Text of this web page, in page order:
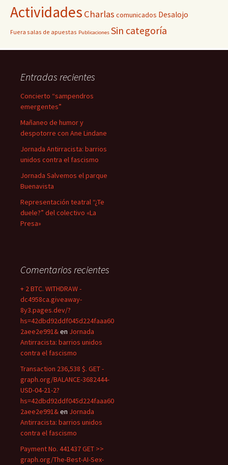
Actividades Charlas comunicados Desalojo
Fuera salas de apuestas Publicaciones Sin categoría
Entradas recientes
Concierto “sampendros
emergentes”
Mañaneo de humor y
despotorre con Ane Lindane
Jornada Antirracista: barrios
unidos contra el fascismo
Jornada Salvemos el parque
Buenavista
Representación teatral “¿Te
duele?” del colectivo «La
Presa»
Comentarios recientes
+ 2 BTC. WITHDRAW -
dc4958ca.giveaway-
8y3.pages.dev/?
hs=42dbd92ddf045d224faaa60
2aee2e991&en Jornada
Antirracista: barrios unidos
contra el fascismo
Transaction 236,538 $. GET -
graph.org/BALANCE-3682444-
USD-04-21-2?
hs=42dbd92ddf045d224faaa60
2aee2e991&en Jornada
Antirracista: barrios unidos
contra el fascismo
Payment No. 441437 GET >>
graph.org/The-Best-AI-Sex-